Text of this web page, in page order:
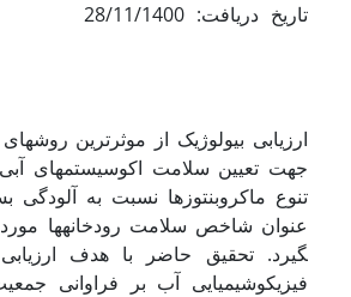
تاریخ
ارزیابی بیولوژیک از موثرترین
جهت تعیین سلامت اکوسیستم­های
تنوع ماکروبنتوزها نسبت به
گیرد. تحقیق حاضر با هدف ارزیابی
فیزیکوشیمیایی آب بر فراوانی